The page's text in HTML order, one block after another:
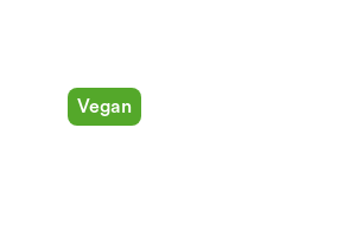
Vegan